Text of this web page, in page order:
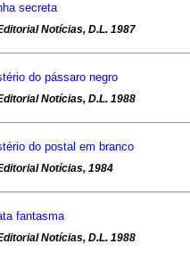
secreta
Notícias, D.L. 1987
do pássaro negro
Notícias, D.L. 1988
do postal em branco
Notícias, 1984
fantasma
Notícias, D.L. 1988